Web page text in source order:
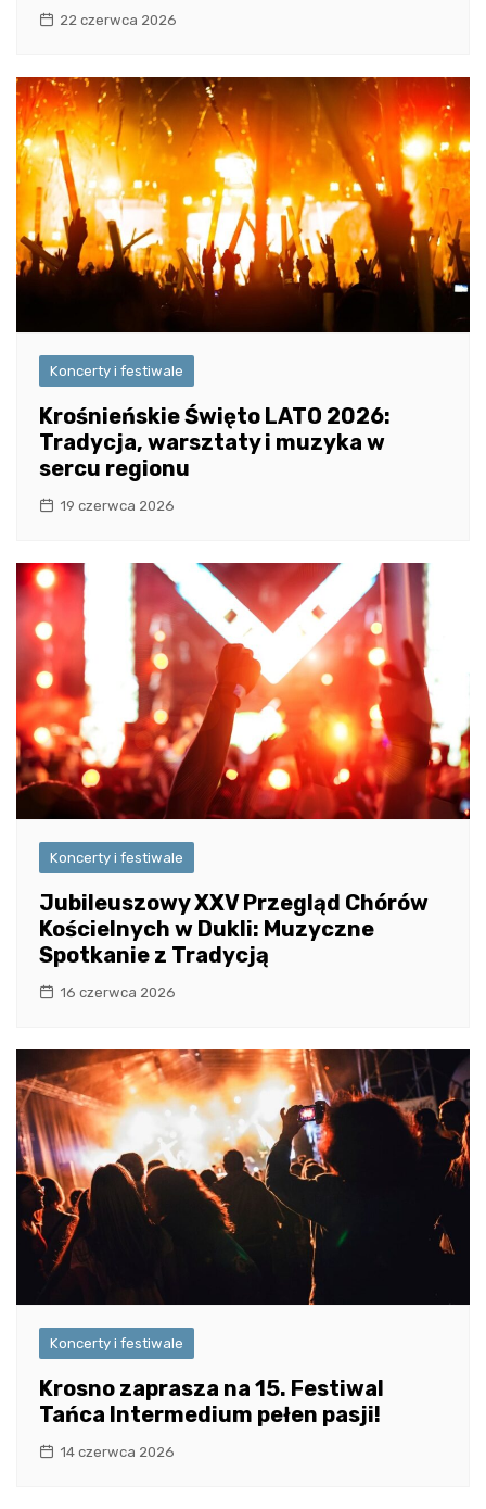
22 czerwca 2026
Koncerty i festiwale
Krośnieńskie Święto LATO 2026:
Tradycja, warsztaty i muzyka w
sercu regionu
19 czerwca 2026
Koncerty i festiwale
Jubileuszowy XXV Przegląd Chórów
Kościelnych w Dukli: Muzyczne
Spotkanie z Tradycją
16 czerwca 2026
Koncerty i festiwale
Krosno zaprasza na 15. Festiwal
Tańca Intermedium pełen pasji!
14 czerwca 2026